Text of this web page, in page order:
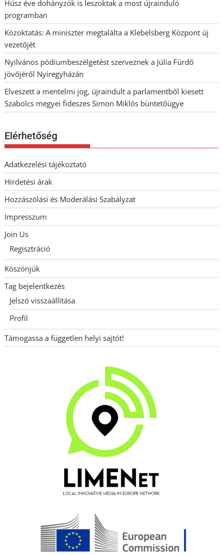
Húsz éve dohányzók is leszoktak a most újrainduló
programban
Közoktatás: A miniszter megtalálta a Klebelsberg Központ új
vezetőjét
Nyilvános pódiumbeszélgetést szerveznek a Júlia Fürdő
jövőjéről Nyíregyházán
Elveszett a mentelmi jog, újraindult a parlamentből kiesett
Szabolcs megyei fideszes Simon Miklós büntetőügye
Elérhetőség
Adatkezelési tájékoztató
Hirdetési árak
Hozzászólási és Moderálási Szabályzat
Impresszum
Join Us
Regisztráció
Köszönjük
Tag bejelentkezés
Jelszó visszaállítása
Profil
Támogassa a független helyi sajtót!